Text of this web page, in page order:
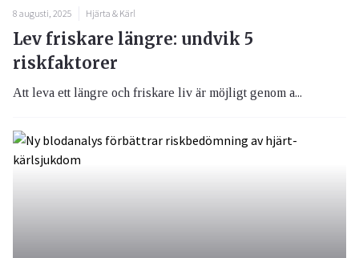
8 augusti, 2025 Hjärta & Kärl
Lev friskare längre: undvik 5
riskfaktorer
Att leva ett längre och friskare liv är möjligt genom a...